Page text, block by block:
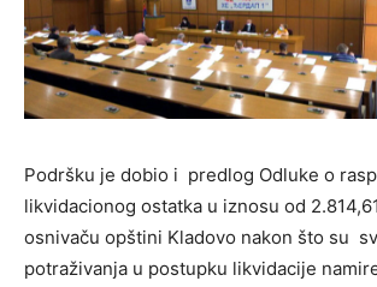
Podršku je dobio i predlog Odluke o
likvidacionog ostatka u iznosu od
osnivaču opštini Kladovo nakon što su
potraživanja u postupku likvidacije